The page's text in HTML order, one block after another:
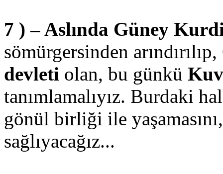
7 ) – Aslında Güney
sömürgersinden
devleti olan, bu günkü
tanımlamalıyız. Burdaki
gönül birliği ile
sağlıyacağız...